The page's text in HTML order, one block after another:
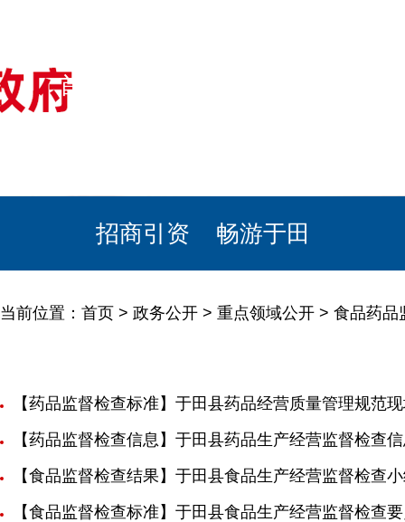
首页
招商引资 畅游于田
当前位置： 首页 > 政务公开 > 重点领域公开 > 食品药品
【药品监督检查标准】于田县药品经营质量管理规范
【药品监督检查信息】于田县药品生产经营监督检查
【食品监督检查结果】于田县食品生产经营监督检查
【食品监督检查标准】于田县食品生产经营监督检查